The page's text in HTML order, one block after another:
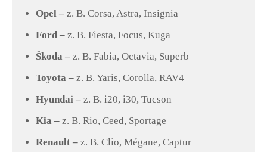
Opel – z. B. Corsa, Astra, Insignia
Ford – z. B. Fiesta, Focus, Kuga
Škoda – z. B. Fabia, Octavia, Superb
Toyota – z. B. Yaris, Corolla, RAV4
Hyundai – z. B. i20, i30, Tucson
Kia – z. B. Rio, Ceed, Sportage
Renault – z. B. Clio, Mégane, Captur